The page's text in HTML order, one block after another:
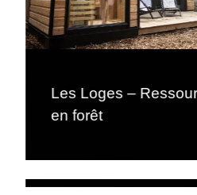
Les Loges –
en forêt